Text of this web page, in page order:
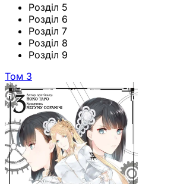
Розділ 5
Розділ 6
Розділ 7
Розділ 8
Розділ 9
Том 3